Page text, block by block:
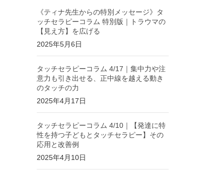
《ティナ先生からの特別メッセージ》タ
ッチセラピーコラム 特別版｜トラウマの
【見え方】を広げる
2025年5月6日
タッチセラピーコラム 4/17｜集中力や注
意力も引き出せる、正中線を越える動き
のタッチの力
2025年4月17日
タッチセラピーコラム 4/10｜【発達に特
性を持つ子どもとタッチセラピー】その
応用と改善例
2025年4月10日